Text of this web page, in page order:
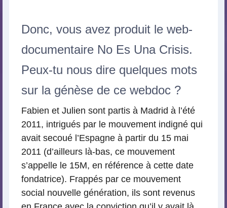
Donc, vous avez produit le web-
documentaire No Es Una Crisis.
Peux-tu nous dire quelques mots
sur la génèse de ce webdoc ?
Fabien et Julien sont partis à Madrid à l’été
2011, intrigués par le mouvement indigné qui
avait secoué l’Espagne à partir du 15 mai
2011 (d’ailleurs là-bas, ce mouvement
s’appelle le 15M, en référence à cette date
fondatrice). Frappés par ce mouvement
social nouvelle génération, ils sont revenus